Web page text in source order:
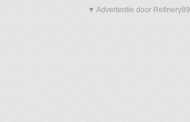
▼ Advertentie door Refinery89